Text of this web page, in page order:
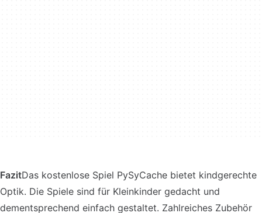
FazitDas kostenlose Spiel PySyCache bietet kindgerechte
Optik. Die Spiele sind für Kleinkinder gedacht und
dementsprechend einfach gestaltet. Zahlreiches Zubehör